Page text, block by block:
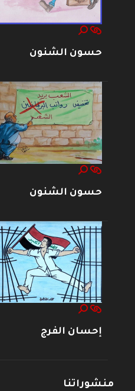
حسون الشنون
حسون الشنون
إحسان الفرج
منشوراتنا